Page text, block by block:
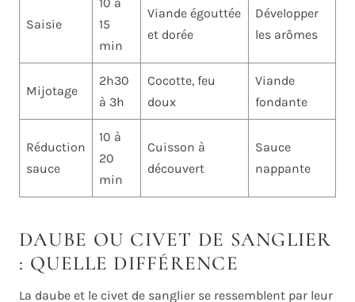
Saisie
10 à
15
min
Viande égouttée
et dorée
Développer
les arômes
Mijotage
2h30
à 3h
Cocotte, feu
doux
Viande
fondante
Réduction
sauce
10 à
20
min
Cuisson à
découvert
Sauce
nappante
DAUBE OU CIVET DE SANGLIER
: QUELLE DIFFÉRENCE
La daube et le civet de sanglier se ressemblent par leur